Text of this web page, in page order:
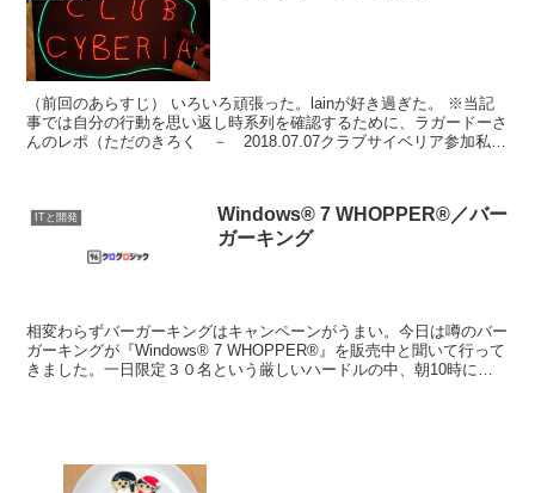
（前回のあらすじ） いろいろ頑張った。lainが好き過ぎた。 ※当記
事では自分の行動を思い返し時系列を確認するために、ラガードーさ
んのレポ（ただのきろく － 2018.07.07クラブサイベリア参加私記
ITと開発
Windows® 7 WHOPPER®／バー
ガーキング
相変わらずバーガーキングはキャンペーンがうまい。今日は噂のバー
ガーキングが『Windows® 7 WHOPPER®』を販売中と聞いて行って
きました。一日限定３０名という厳しいハードルの中、朝10時に間